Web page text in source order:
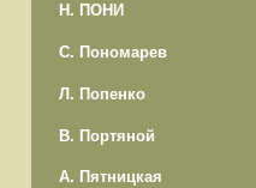
Н. ПОНИ
С. Пономарев
Л. Попенко
В. Портяной
А. Пятницкая